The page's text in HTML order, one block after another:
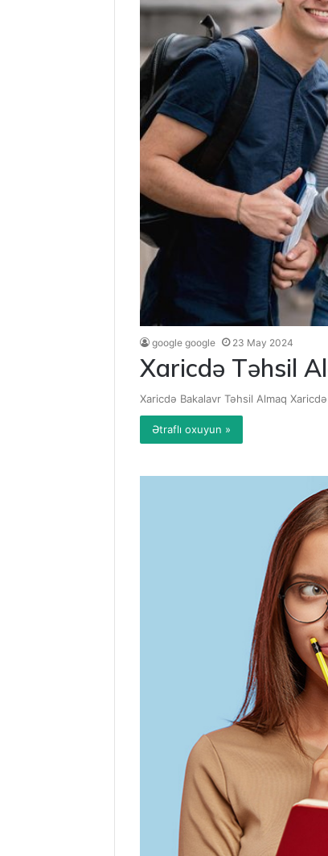
google google 23 May 2024
Xaricdə Təhsil
Xaricdə Bakalavr Təhsil Almaq
Ətraflı oxuyun »